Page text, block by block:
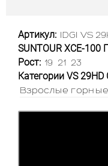
Артикул: IDGI VS
SUNTOUR XCE-100
Рост: 19 21 23
Категории VS
Взрослые горные